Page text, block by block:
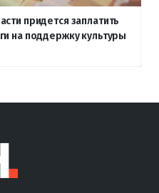
придется заплатить
на поддержку культуры